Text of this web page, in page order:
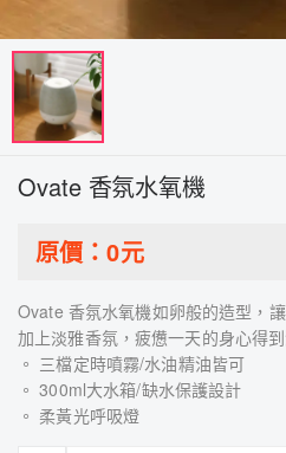
Ovate 香氛水氧機
原價：0元
Ovate 香氛水氧機如卵般的造型，
加上淡雅香氛，疲憊一天的身心得
。 三檔定時噴霧/水油精油皆可
。 300ml大水箱/缺水保護設計
。 柔黃光呼吸燈